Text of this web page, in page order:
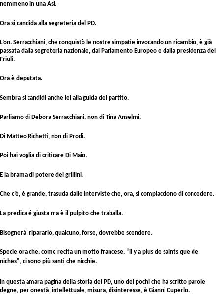
nemmeno in una Asl.
Ora si candida alla segreteria del PD.
L’on. Serracchiani, che conquistò le nostre simpatie invocando un ricambio, è già
passata dalla segreteria nazionale, dal Parlamento Europeo e dalla presidenza del
Friuli.
Ora è deputata.
Sembra si candidi anche lei alla guida del partito.
Parliamo di Debora Serracchiani, non di Tina Anselmi.
Di Matteo Richetti, non di Prodi.
Poi hai voglia di criticare Di Maio.
E la brama di potere dei grillini.
Che c’è, è grande, trasuda dalle interviste che, ora, si compiacciono di concedere.
La predica é giusta ma è il pulpito che traballa.
Bisognerà ripararlo, qualcuno, forse, dovrebbe scendere.
Specie ora che, come recita un motto francese, “il y a plus de saints que de
niches”, ci sono più santi che nicchie.
In questa amara pagina della storia del PD, uno dei pochi che ha scritto parole
degne, per onestà intellettuale, misura, disinteresse, è Gianni Cuperlo.